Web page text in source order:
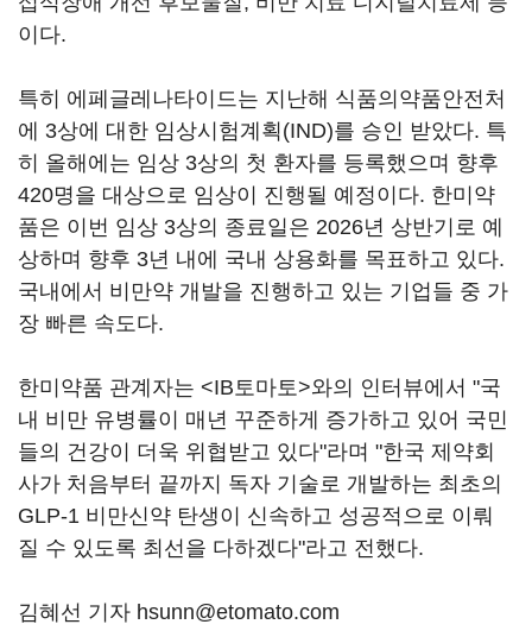
이다.
특히 에페글레나타이드는 지난해 식품의약품안전처
에 3상에 대한 임상시험계획(IND)를 승인 받았다. 특
히 올해에는 임상 3상의 첫 환자를 등록했으며 향후
420명을 대상으로 임상이 진행될 예정이다. 한미약
품은 이번 임상 3상의 종료일은 2026년 상반기로 예
상하며 향후 3년 내에 국내 상용화를 목표하고 있다.
국내에서 비만약 개발을 진행하고 있는 기업들 중 가
장 빠른 속도다.
한미약품 관계자는 <IB토마토>와의 인터뷰에서 "국
내 비만 유병률이 매년 꾸준하게 증가하고 있어 국민
들의 건강이 더욱 위협받고 있다"라며 "한국 제약회
사가 처음부터 끝까지 독자 기술로 개발하는 최초의
GLP-1 비만신약 탄생이 신속하고 성공적으로 이뤄
질 수 있도록 최선을 다하겠다"라고 전했다.
김혜선 기자 hsunn@etomato.com